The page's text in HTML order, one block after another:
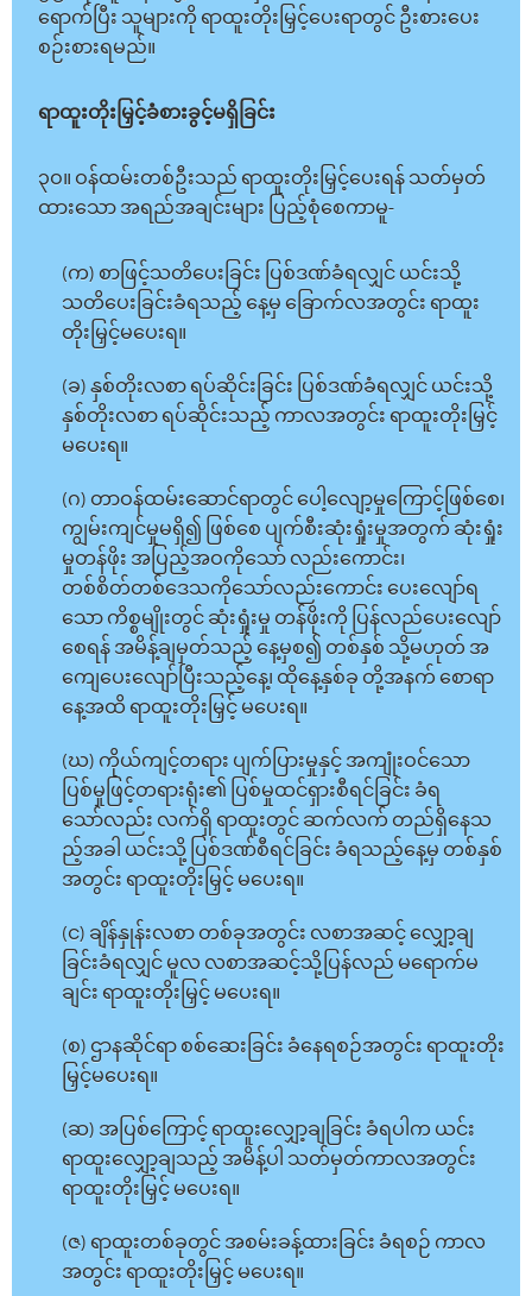
ရောက်ပြီး သူများကို ရာထူးတိုးမြှင့်ပေးရာတွင် ဦးစားပေး
စဉ်းစားရမည်။
ရာထူးတိုးမြှင့်ခံစားခွင့်မရှိခြင်း
၃ဝ။ ဝန်ထမ်းတစ်ဦးသည် ရာထူးတိုးမြှင့်ပေးရန် သတ်မှတ်
ထားသော အရည်အချင်းများ ပြည့်စုံစေကာမူ-
(က) စာဖြင့်သတိပေးခြင်း ပြစ်ဒဏ်ခံရလျှင် ယင်းသို့
သတိပေးခြင်းခံရသည့် နေ့မှ ခြောက်လအတွင်း ရာထူး
တိုးမြှင့်မပေးရ။
(ခ) နှစ်တိုးလစာ ရပ်ဆိုင်းခြင်း ပြစ်ဒဏ်ခံရလျှင် ယင်းသို့
နှစ်တိုးလစာ ရပ်ဆိုင်းသည့် ကာလအတွင်း ရာထူးတိုးမြှင့်
မပေးရ။
(ဂ) တာဝန်ထမ်းဆောင်ရာတွင် ပေါ့လျော့မှုကြောင့်ဖြစ်စေ၊
ကျွမ်းကျင်မှုမရှိ၍ ဖြစ်စေ ပျက်စီးဆုံးရှုံးမှုအတွက် ဆုံးရှုံး
မှုတန်ဖိုး အပြည့်အဝကိုသော် လည်းကောင်း၊
တစ်စိတ်တစ်ဒေသကိုသော်လည်းကောင်း ပေးလျော်ရ
သော ကိစ္စမျိုးတွင် ဆုံးရှုံးမှု တန်ဖိုးကို ပြန်လည်ပေးလျော်
စေရန် အမိန့်ချမှတ်သည့် နေ့မှစ၍ တစ်နှစ် သို့မဟုတ် အ
ကျေပေးလျော်ပြီးသည့်နေ့၊ ထိုနေ့နှစ်ခု တို့အနက် စောရာ
နေ့အထိ ရာထူးတိုးမြှင့် မပေးရ။
(ဃ) ကိုယ်ကျင့်တရား ပျက်ပြားမှုနှင့် အကျုံးဝင်သော
ပြစ်မှုဖြင့်တရားရုံး၏ ပြစ်မှုထင်ရှားစီရင်ခြင်း ခံရ
သော်လည်း လက်ရှိ ရာထူးတွင် ဆက်လက် တည်ရှိနေသ
ည့်အခါ ယင်းသို့ ပြစ်ဒဏ်စီရင်ခြင်း ခံရသည့်နေ့မှ တစ်နှစ်
အတွင်း ရာထူးတိုးမြှင့် မပေးရ။
(င) ချိန်နှုန်းလစာ တစ်ခုအတွင်း လစာအဆင့် လျှော့ချ
ခြင်းခံရလျှင် မူလ လစာအဆင့်သို့ပြန်လည် မရောက်မ
ချင်း ရာထူးတိုးမြှင့် မပေးရ။
(စ) ဌာနဆိုင်ရာ စစ်ဆေးခြင်း ခံနေရစဉ်အတွင်း ရာထူးတိုး
မြှင့်မပေးရ။
(ဆ) အပြစ်ကြောင့် ရာထူးလျှော့ချခြင်း ခံရပါက ယင်း
ရာထူးလျှော့ချသည့် အမိန့်ပါ သတ်မှတ်ကာလအတွင်း
ရာထူးတိုးမြှင့် မပေးရ။
(ဇ) ရာထူးတစ်ခုတွင် အစမ်းခန့်ထားခြင်း ခံရစဉ် ကာလ
အတွင်း ရာထူးတိုးမြှင့် မပေးရ။